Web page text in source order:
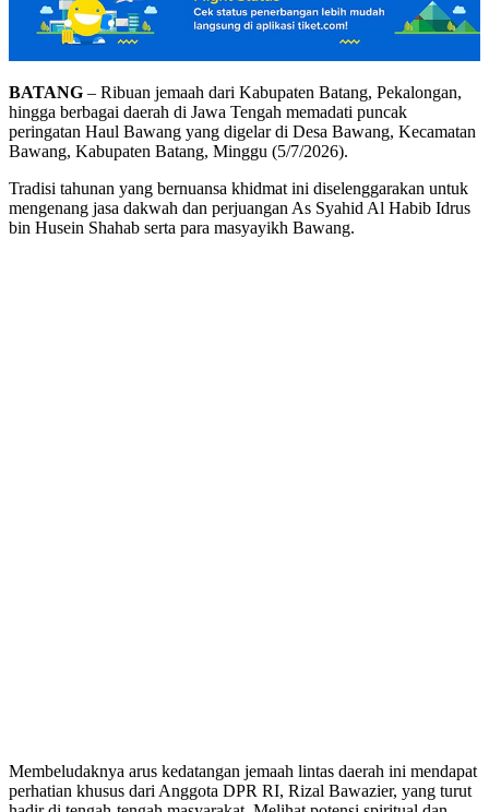
BATANG – Ribuan jemaah dari Kabupaten Batang, Pekalongan,
hingga berbagai daerah di Jawa Tengah memadati puncak
peringatan Haul Bawang yang digelar di Desa Bawang, Kecamatan
Bawang, Kabupaten Batang, Minggu (5/7/2026).
Tradisi tahunan yang bernuansa khidmat ini diselenggarakan untuk
mengenang jasa dakwah dan perjuangan As Syahid Al Habib Idrus
bin Husein Shahab serta para masyayikh Bawang.
Membeludaknya arus kedatangan jemaah lintas daerah ini mendapat
perhatian khusus dari Anggota DPR RI, Rizal Bawazier, yang turut